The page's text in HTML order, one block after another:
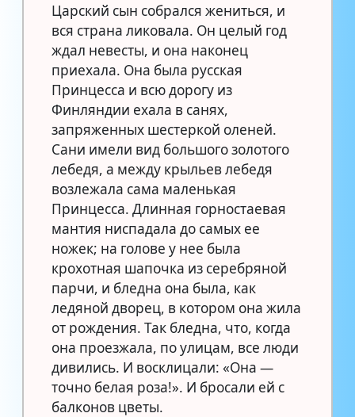
Царский сын собрался жениться, и
вся страна ликовала. Он целый год
ждал невесты, и она наконец
приехала. Она была русская
Принцесса и всю дорогу из
Финляндии ехала в санях,
запряженных шестеркой оленей.
Сани имели вид большого золотого
лебедя, а между крыльев лебедя
возлежала сама маленькая
Принцесса. Длинная горностаевая
мантия ниспадала до самых ее
ножек; на голове у нее была
крохотная шапочка из серебряной
парчи, и бледна она была, как
ледяной дворец, в котором она жила
от рождения. Так бледна, что, когда
она проезжала, по улицам, все люди
дивились. И восклицали: «Она —
точно белая роза!». И бросали ей с
балконов цветы.